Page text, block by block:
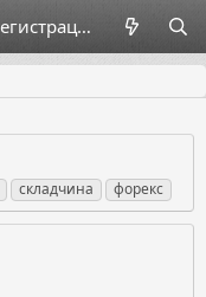
Регистрация
складчина форекс